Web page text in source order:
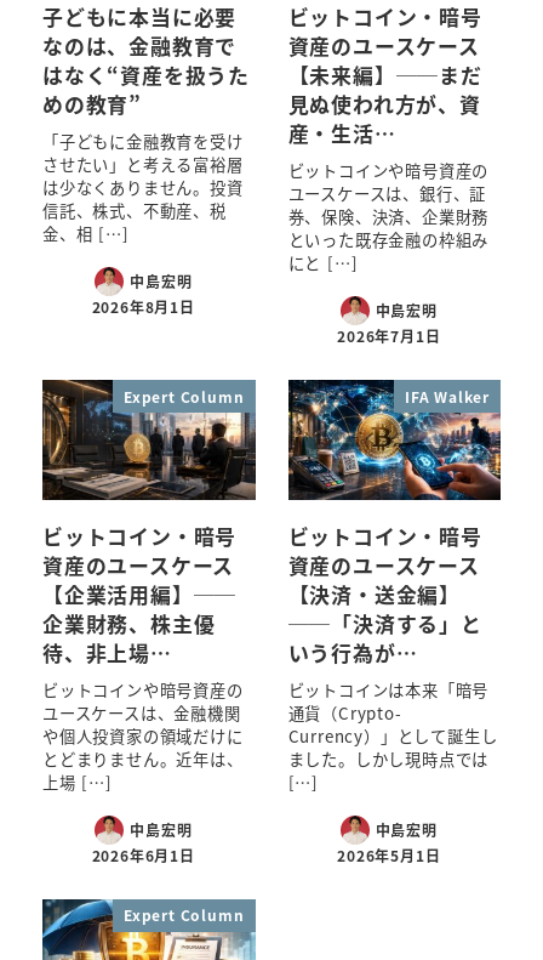
子どもに本当に必要
なのは、金融教育で
はなく“資産を扱うた
めの教育”
「子どもに金融教育を受け
させたい」と考える富裕層
は少なくありません。投資
信託、株式、不動産、税
金、相 […]
中島宏明
2026年8月1日
ビットコイン・暗号
資産のユースケース
【未来編】──まだ
見ぬ使われ方が、資
産・生活…
ビットコインや暗号資産の
ユースケースは、銀行、証
券、保険、決済、企業財務
といった既存金融の枠組み
にと […]
中島宏明
2026年7月1日
Expert Column
ビットコイン・暗号
資産のユースケース
【企業活用編】──
企業財務、株主優
待、非上場…
ビットコインや暗号資産の
ユースケースは、金融機関
や個人投資家の領域だけに
とどまりません。近年は、
上場 […]
中島宏明
2026年6月1日
IFA Walker
ビットコイン・暗号
資産のユースケース
【決済・送金編】
──「決済する」と
いう行為が…
ビットコインは本来「暗号
通貨（Crypto-
Currency）」として誕生し
ました。しかし現時点では
[…]
中島宏明
2026年5月1日
Expert Column